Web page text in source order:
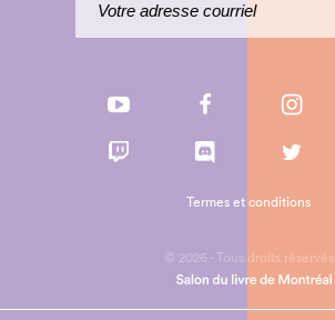
© 2026 - Tous droits réservés
Termes et conditions